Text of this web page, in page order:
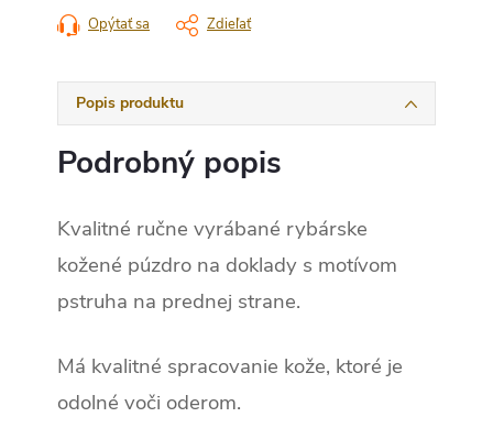
Opýtať sa Zdieľať
Popis produktu
Podrobný popis
Kvalitné ručne vyrábané rybárske
kožené púzdro na doklady s motívom
pstruha na prednej strane.
Má kvalitné spracovanie kože, ktoré je
odolné voči oderom.